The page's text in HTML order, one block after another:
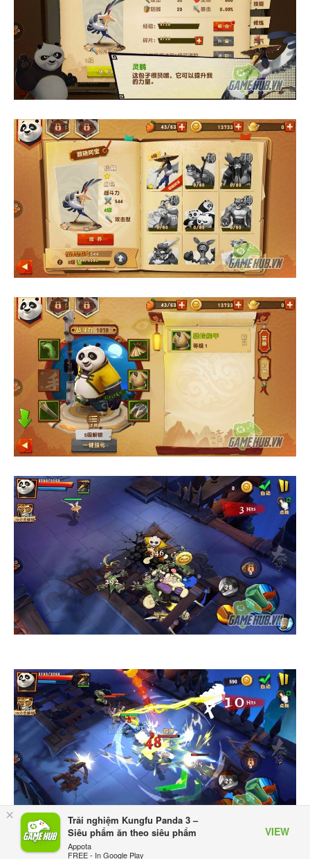
×
Trải nghiệm Kungfu Panda 3 –
Siêu phẩm ăn theo siêu phẩm
Appota
FREE - In Google Play
VIEW